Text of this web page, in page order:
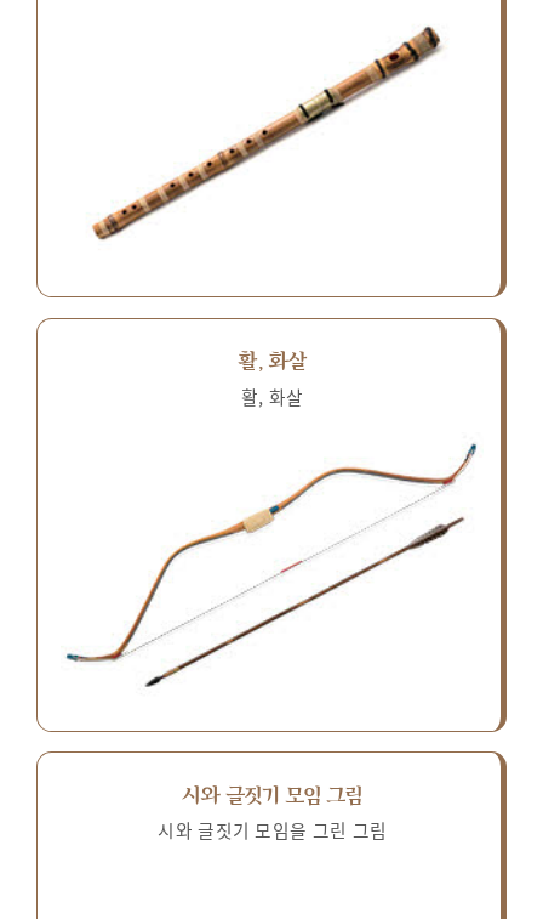
활, 화살
활, 화살
시와 글짓기 모임 그림
시와 글짓기 모임을 그린 그림